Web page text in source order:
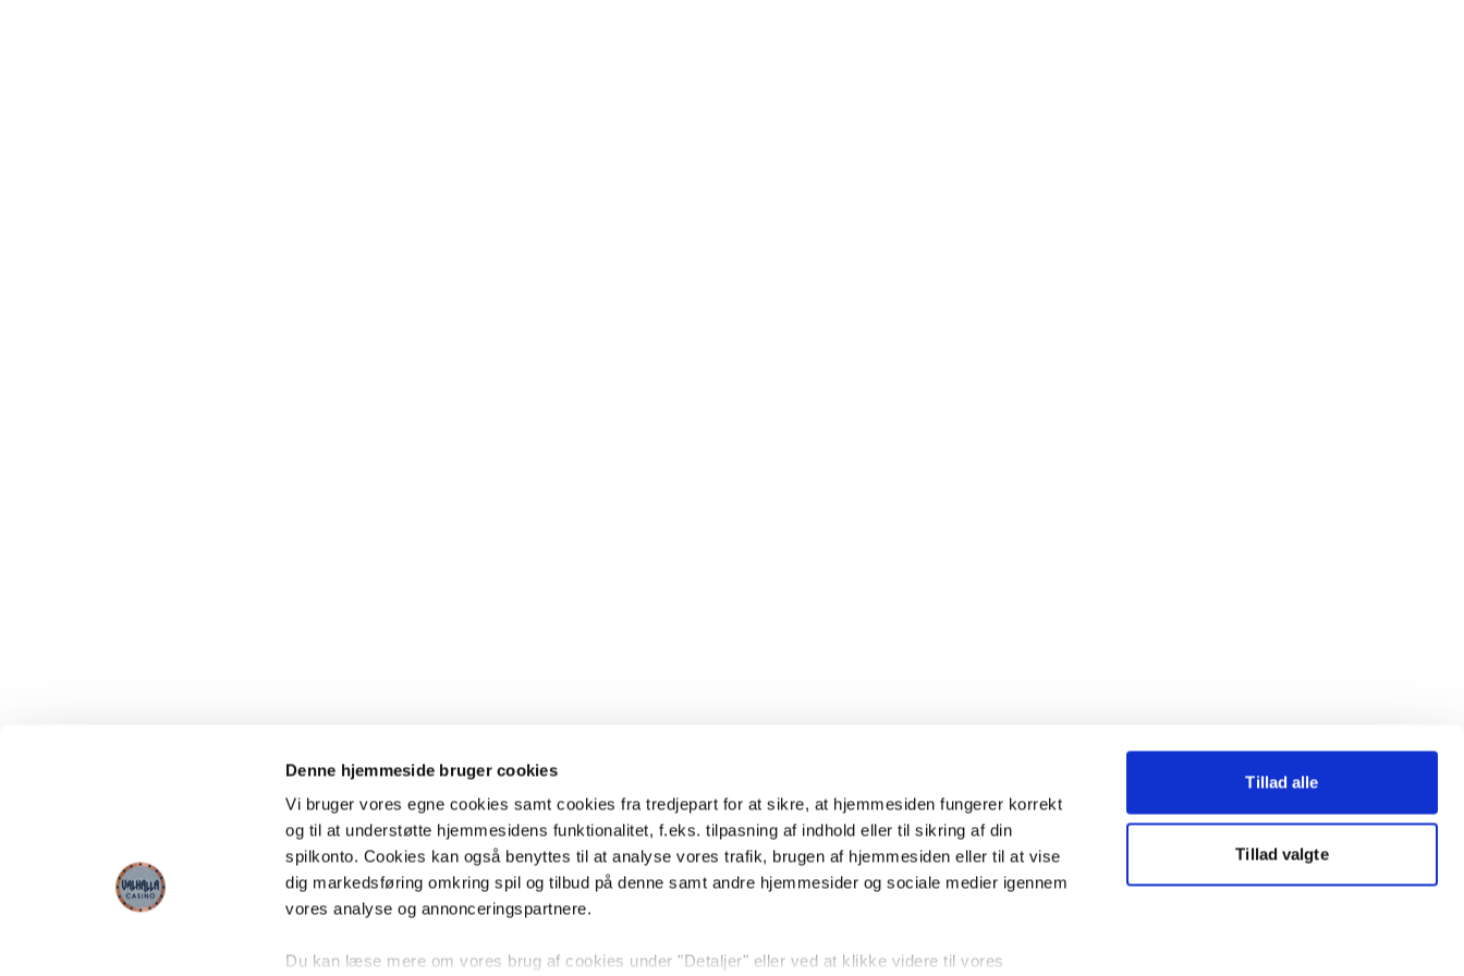
Denne hjemmeside bruger cookies
Vi bruger vores egne cookies samt cookies fra tredjepart for at sikre, at hjemmesiden fungerer korrekt
og til at understøtte hjemmesidens funktionalitet, f.eks. tilpasning af indhold eller til sikring af din
spilkonto. Cookies kan også benyttes til at analyse vores trafik, brugen af hjemmesiden eller til at vise
dig markedsføring omkring spil og tilbud på denne samt andre hjemmesider og sociale medier igennem
vores analyse og annonceringspartnere.
Du kan læse mere om vores brug af cookies under "Detaljer" eller ved at klikke videre til vores
Tillad alle
Tillad valgte